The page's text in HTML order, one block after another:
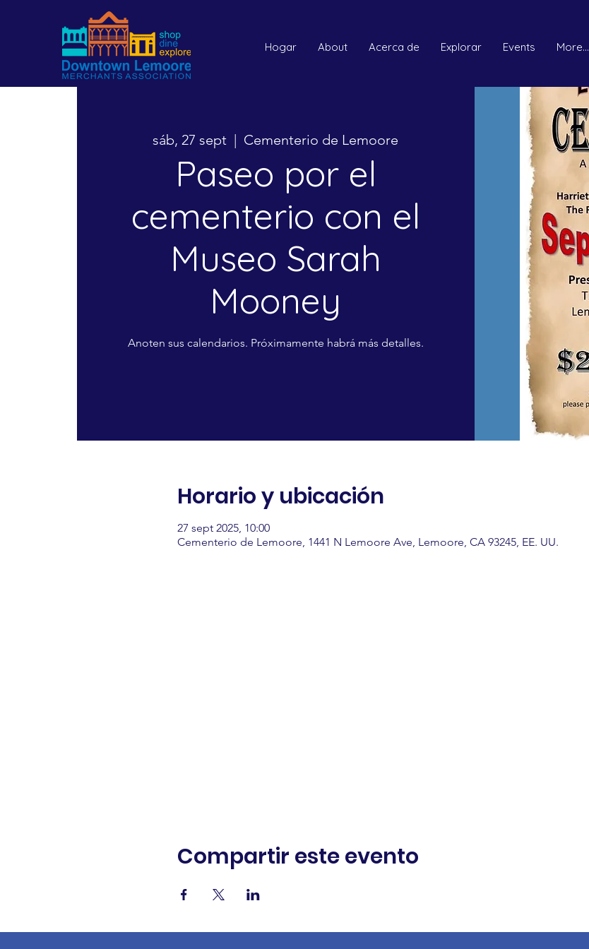
Hogar About Acerca de Explorar Events More...
sáb, 27 sept Cementerio de Lemoore
Paseo por el
cementerio con el
Museo Sarah
Mooney
Anoten sus calendarios. Próximamente habrá más detalles.
Horario y ubicación
27 sept 2025, 10:00
Cementerio de Lemoore, 1441 N Lemoore Ave, Lemoore, CA 93245, EE. UU.
Compartir este evento